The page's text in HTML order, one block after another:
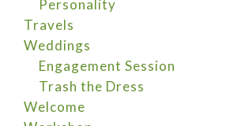
Personality
Travels
Weddings
Engagement Session
Trash the Dress
Welcome